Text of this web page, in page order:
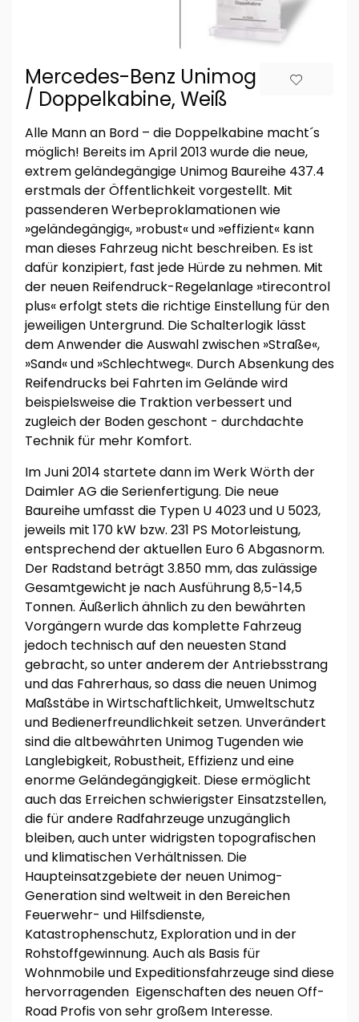
Mercedes-Benz Unimog U 5023
/ Doppelkabine, Weiß
Alle Mann an Bord – die Doppelkabine macht´s
möglich! Bereits im April 2013 wurde die neue,
extrem geländegängige Unimog Baureihe 437.4
erstmals der Öffentlichkeit vorgestellt. Mit
passenderen Werbeproklamationen wie
»geländegängig«, »robust« und »effizient« kann
man dieses Fahrzeug nicht beschreiben. Es ist
dafür konzipiert, fast jede Hürde zu nehmen. Mit
der neuen Reifendruck-Regelanlage »tirecontrol
plus« erfolgt stets die richtige Einstellung für den
jeweiligen Untergrund. Die Schalterlogik lässt
dem Anwender die Auswahl zwischen »Straße«,
»Sand« und »Schlechtweg«. Durch Absenkung des
Reifendrucks bei Fahrten im Gelände wird
beispielsweise die Traktion verbessert und
zugleich der Boden geschont - durchdachte
Technik für mehr Komfort.
Im Juni 2014 startete dann im Werk Wörth der
Daimler AG die Serienfertigung. Die neue
Baureihe umfasst die Typen U 4023 und U 5023,
jeweils mit 170 kW bzw. 231 PS Motorleistung,
entsprechend der aktuellen Euro 6 Abgasnorm.
Der Radstand beträgt 3.850 mm, das zulässige
Gesamtgewicht je nach Ausführung 8,5-14,5
Tonnen. Äußerlich ähnlich zu den bewährten
Vorgängern wurde das komplette Fahrzeug
jedoch technisch auf den neuesten Stand
gebracht, so unter anderem der Antriebsstrang
und das Fahrerhaus, so dass die neuen Unimog
Maßstäbe in Wirtschaftlichkeit, Umweltschutz
und Bedienerfreundlichkeit setzen. Unverändert
sind die altbewährten Unimog Tugenden wie
Langlebigkeit, Robustheit, Effizienz und eine
enorme Geländegängigkeit. Diese ermöglicht
auch das Erreichen schwierigster Einsatzstellen,
die für andere Radfahrzeuge unzugänglich
bleiben, auch unter widrigsten topografischen
und klimatischen Verhältnissen. Die
Haupteinsatzgebiete der neuen Unimog-
Generation sind weltweit in den Bereichen
Feuerwehr- und Hilfsdienste,
Katastrophenschutz, Exploration und in der
Rohstoffgewinnung. Auch als Basis für
Wohnmobile und Expeditionsfahrzeuge sind diese
hervorragenden Eigenschaften des neuen Off-
Road Profis von sehr großem Interesse.